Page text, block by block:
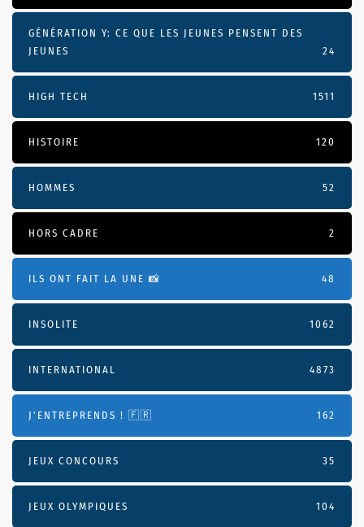
GÉNÉRATION Y: CE QUE LES JEUNES PENSENT DES
JEUNES
24
HIGH TECH 1511
HISTOIRE 120
HOMMES 52
HORS CADRE 2
ILS ONT FAIT LA UNE 📸 48
INSOLITE 1062
INTERNATIONAL 4873
J'ENTREPRENDS ! 🇫🇷 162
JEUX CONCOURS 35
JEUX OLYMPIQUES 104